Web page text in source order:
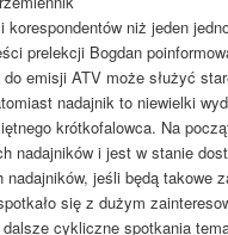
korespondentów niż jeden
prelekcji Bogdan
emisji ATV może służyć
nadajnik to niewielki
krótkofalowca. Na
nadajników i jest w stanie
jeśli będą takowe
się z dużym
dalsze cykliczne spotkania